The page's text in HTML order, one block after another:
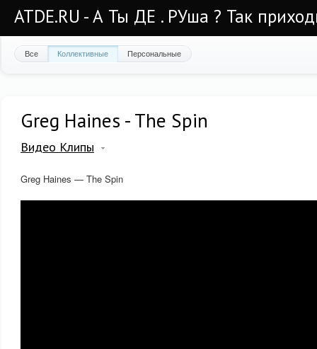
ATDE.RU - А Ты ДЕ . РУша ? Так
Все Коллективные Персональные
Greg Haines - The Spin
Видео Клипы
Greg Haines — The Spin